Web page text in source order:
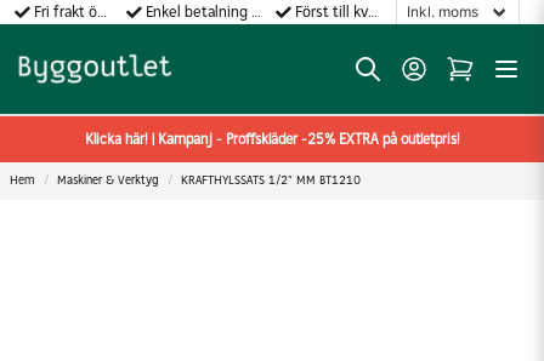
Fri frakt över 499:- Enkel betalning med Klarna Först till kvarn gäller!
Klicka här! | Kampanj - Proffskläder -25% EXTRA på outletpris!
Hem Maskiner & Verktyg KRAFTHYLSSATS 1/2" MM BT1210